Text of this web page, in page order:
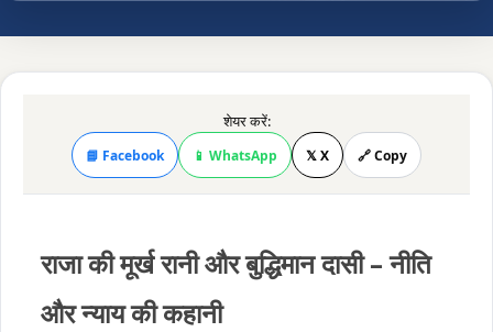
शेयर करें:
📘 Facebook 📱 WhatsApp 𝕏 X 🔗 Copy
राजा की मूर्ख रानी और बुद्धिमान दासी – नीति
और न्याय की कहानी